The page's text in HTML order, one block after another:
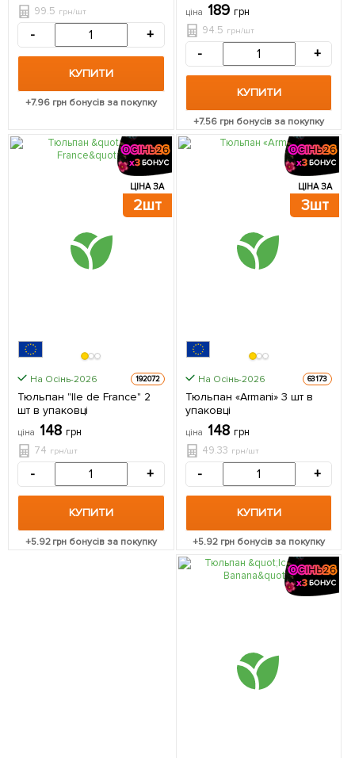
99.5 грн/шт
- +
КУПИТИ
+7.96 грн бонусів за покупку
ціна 189 грн
94.5 грн/шт
- +
КУПИТИ
+7.56 грн бонусів за покупку
ЦІНА ЗА
2шт
На Осінь-2026 192072
Тюльпан "Ile de France" 2
шт в упаковці
ціна 148 грн
74 грн/шт
- +
КУПИТИ
+5.92грн бонусів за покупку
ЦІНА ЗА
3шт
На Осінь-2026 63173
Тюльпан «Armani» 3 шт в
упаковці
ціна 148 грн
49.33 грн/шт
- +
КУПИТИ
+5.92 грн бонусів за покупку